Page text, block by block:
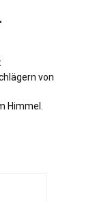
von
Himmel.